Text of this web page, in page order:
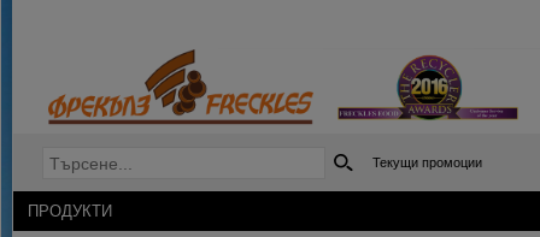
Текущи промоции
ПРОДУКТИ